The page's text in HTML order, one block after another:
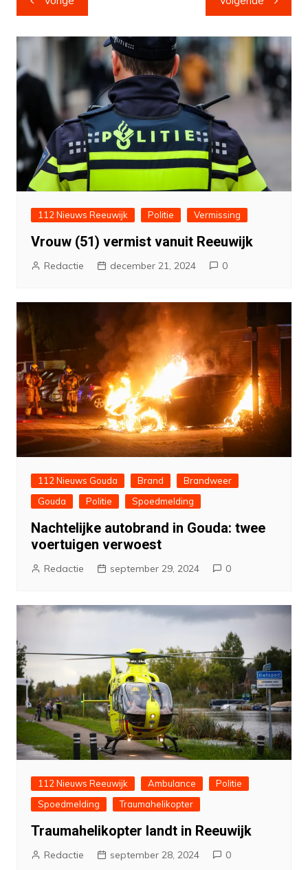
navigatie
112 Nieuws Reeuwijk Politie Vermissing
Vrouw (51) vermist vanuit Reeuwijk
Redactie december 21, 2024 0
112 Nieuws Gouda Brand
Brandweer
Gouda
Politie Spoedmelding
Nachtelijke autobrand in Gouda: twee
voertuigen verwoest
Redactie september 29, 2024 0
112 Nieuws Reeuwijk Ambulance
Politie
Spoedmelding
Traumahelikopter
Traumahelikopter landt in Reeuwijk
Redactie september 28, 2024 0